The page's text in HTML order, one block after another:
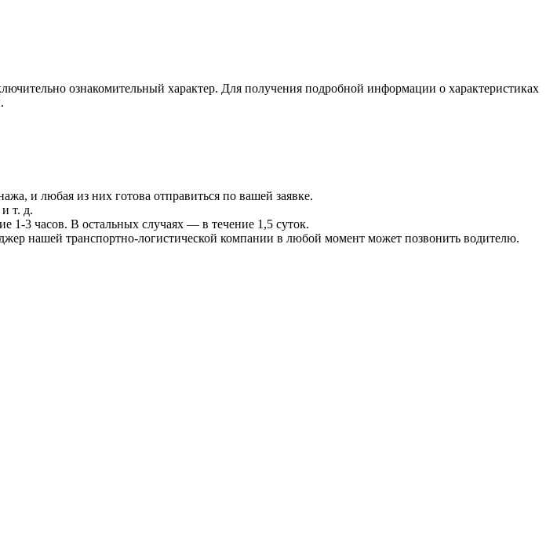
ознакомительный характер. Для получения подробной информации о характеристиках
и любая из них готова отправиться по вашей заявке.
т. д.
1-3 часов. В остальных случаях — в течение 1,5 суток.
нашей транспортно-логистической компании в любой момент может позвонить водителю.